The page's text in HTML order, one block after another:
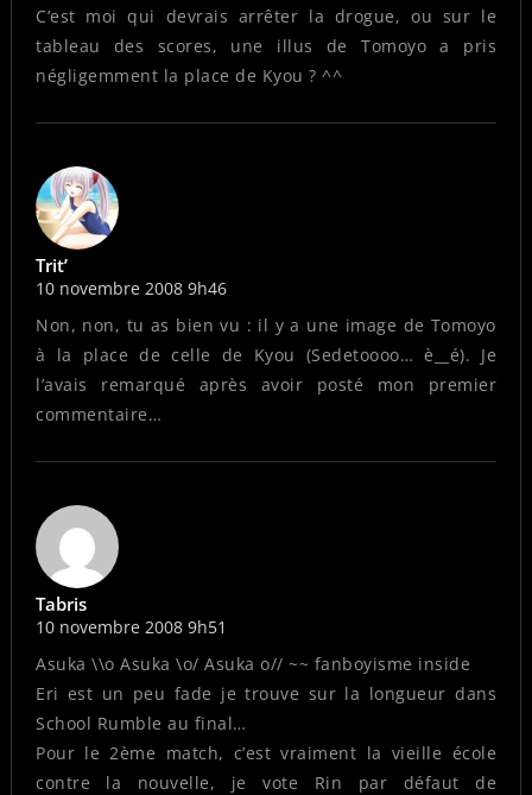
C’est moi qui devrais arrêter la drogue, ou sur le
tableau des scores, une illus de Tomoyo a pris
négligemment la place de Kyou ? ^^
Trit’
10 novembre 2008 9h46
Non, non, tu as bien vu : il y a une image de Tomoyo
à la place de celle de Kyou (Sedetoooo… è__é). Je
l’avais remarqué après avoir posté mon premier
commentaire…
Tabris
10 novembre 2008 9h51
Asuka \\o Asuka \o/ Asuka o// ~~ fanboyisme inside
Eri est un peu fade je trouve sur la longueur dans
School Rumble au final…
Pour le 2ème match, c’est vraiment la vieille école
contre la nouvelle, je vote Rin par défaut de